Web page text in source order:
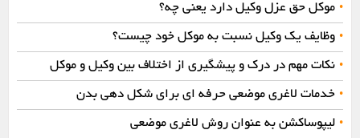
• موکل حق عزل وکیل دارد یعنی چه؟
• وظایف یک وکیل نسبت به موکل خود چیست؟
• نکات مهم در درک و پیشگیری از اختلاف بین وکیل و موکل
• خدمات لاغری موضعی حرفه‌ ای برای شکل دهی بدن
• لیپوساکشن به عنوان روش لاغری موضعی